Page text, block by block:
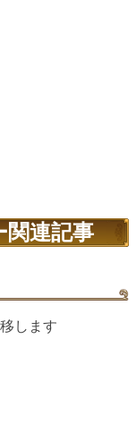
関連記事
します